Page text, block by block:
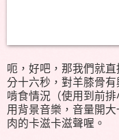
呃，好吧，那我們就
分十六秒，對羊膝骨
啃食情況（使用到前
用背景音樂，音量開
肉的卡滋卡滋聲喔。